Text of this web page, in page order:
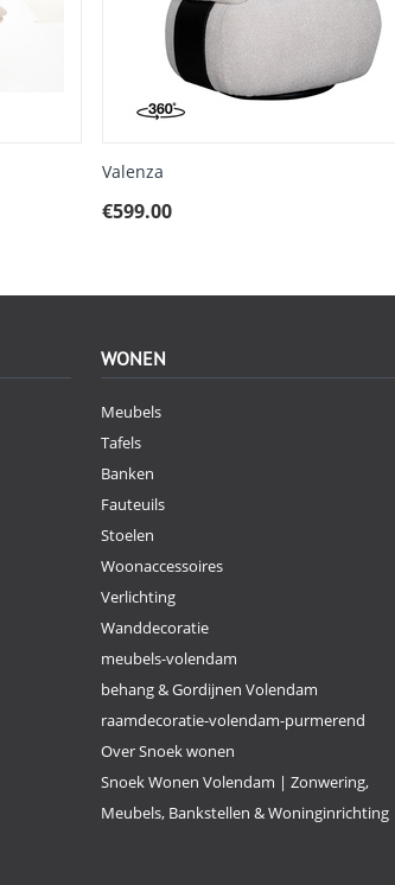
Valenza
€599.00
WONEN
Meubels
Tafels
Banken
Fauteuils
Stoelen
Woonaccessoires
Verlichting
Wanddecoratie
meubels-volendam
behang & Gordijnen Volendam
raamdecoratie-volendam-purmerend
Over Snoek wonen
Snoek Wonen Volendam | Zonwering,
Meubels, Bankstellen & Woninginrichting